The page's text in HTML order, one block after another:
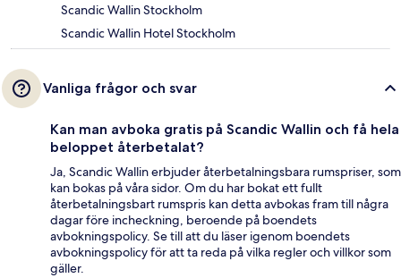
Scandic Wallin Stockholm
Scandic Wallin Hotel Stockholm
Vanliga frågor och svar
Kan man avboka gratis på Scandic Wallin och få hela
beloppet återbetalat?
Ja, Scandic Wallin erbjuder återbetalningsbara rumspriser, som
kan bokas på våra sidor. Om du har bokat ett fullt
återbetalningsbart rumspris kan detta avbokas fram till några
dagar före incheckning, beroende på boendets
avbokningspolicy. Se till att du läser igenom boendets
avbokningspolicy för att ta reda på vilka regler och villkor som
gäller.